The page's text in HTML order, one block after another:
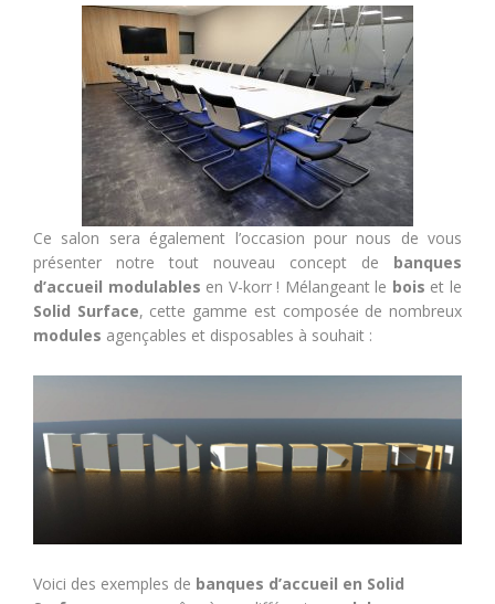
Ce salon sera également l’occasion pour nous de vous
présenter notre tout nouveau concept de banques
d’accueil modulables en V-korr ! Mélangeant le bois et le
Solid Surface, cette gamme est composée de nombreux
modules agençables et disposables à souhait :
Voici des exemples de banques d’accueil en Solid